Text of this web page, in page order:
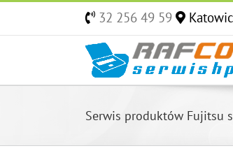
Skip
content
32 256 49 59
Serwis produktów Fujitsu